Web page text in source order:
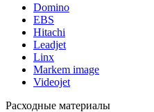
Domino
EBS
Hitachi
Leadjet
Linx
Markem image
Videojet
Расходные материалы